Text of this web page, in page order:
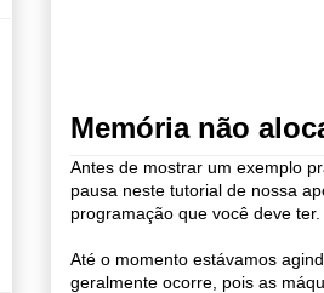
Memória não
Antes de mostrar um exemplo
pausa neste tutorial de nossa
programação que você deve ter.
Até o momento estávamos
geralmente ocorre, pois as